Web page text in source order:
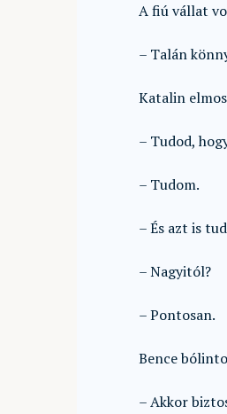
A fiú vállat
– Talán
Katalin
– Tudod,
– Tudom.
– És azt is
– Nagyitól?
– Pontosan.
Bence
– Akkor